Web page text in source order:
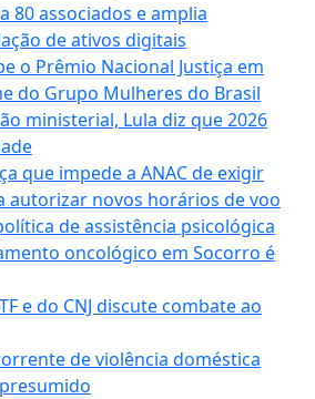
80 associados e amplia
de ativos digitais
o Prêmio Nacional Justiça em
do Grupo Mulheres do Brasil
ministerial, Lula diz que 2026
que impede a ANAC de exigir
autorizar novos horários de voo
de assistência psicológica
oncológico em Socorro é
e do CNJ discute combate ao
de violência doméstica